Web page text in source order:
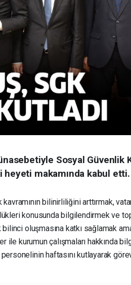
Sosyal Güvenlik
makamında kabul etti.
bilinirliliğini arttırmak,
konusunda bilgilendirmek ve
oluşmasına katkı sağlamak
ile kurumun çalışmaları hakkında
personelinin haftasını kutlayarak